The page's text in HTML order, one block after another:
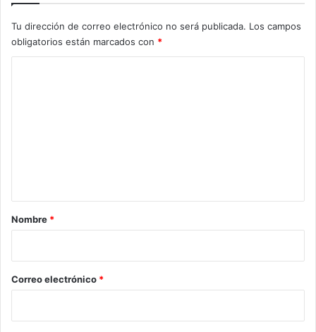
Tu dirección de correo electrónico no será publicada. Los campos
obligatorios están marcados con *
r
*
Nombre *
Correo electrónico *